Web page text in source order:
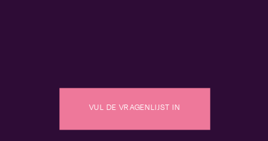
VUL DE VRAGENLIJST IN